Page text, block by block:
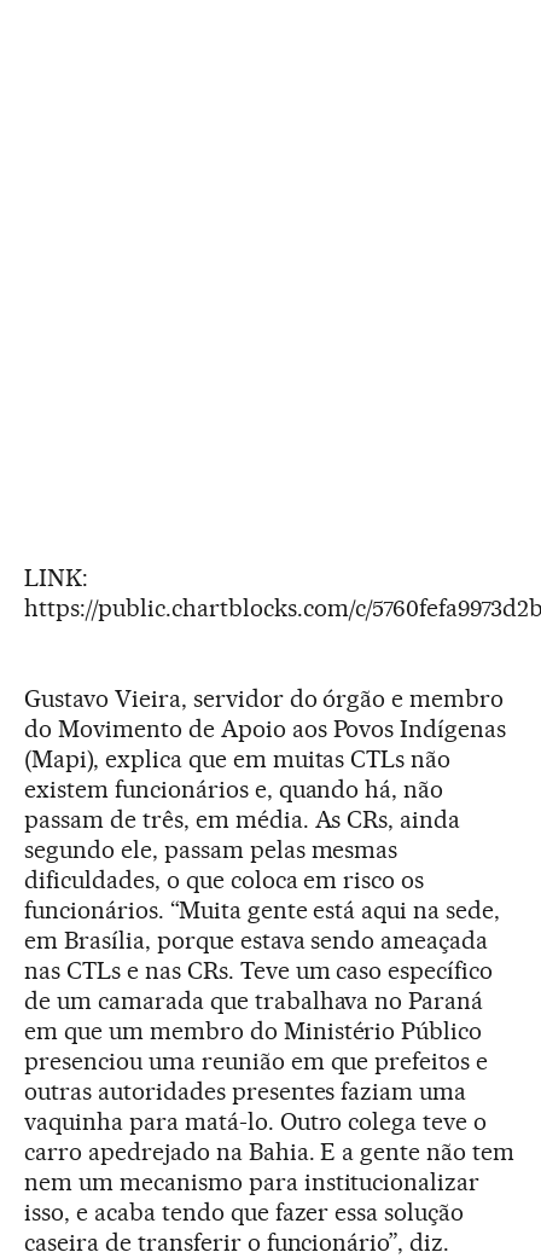
LINK:
https://public.chartblocks.com/c/
Gustavo Vieira, servidor do órgão e membro
do Movimento de Apoio aos Povos Indígenas
(Mapi), explica que em muitas CTLs não
existem funcionários e, quando há, não
passam de três, em média. As CRs, ainda
segundo ele, passam pelas mesmas
dificuldades, o que coloca em risco os
funcionários. “Muita gente está aqui na sede,
em Brasília, porque estava sendo ameaçada
nas CTLs e nas CRs. Teve um caso específico
de um camarada que trabalhava no Paraná
em que um membro do Ministério Público
presenciou uma reunião em que prefeitos e
outras autoridades presentes faziam uma
vaquinha para matá-lo. Outro colega teve o
carro apedrejado na Bahia. E a gente não tem
nem um mecanismo para institucionalizar
isso, e acaba tendo que fazer essa solução
caseira de transferir o funcionário”, diz.